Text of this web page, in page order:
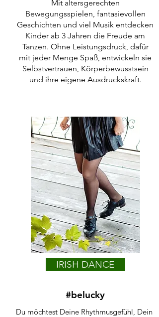
Mit altersgerechten
Bewegungsspielen, fantasievollen
Geschichten und viel Musik entdecken
Kinder ab 3 Jahren die Freude am
Tanzen. Ohne Leistungsdruck, dafür
mit jeder Menge Spaß, entwickeln sie
Selbstvertrauen, Körperbewusstsein
und ihre eigene Ausdruckskraft.
IRISH DANCE
#belucky
Du möchtest Deine Rhythmusgefühl, Dein